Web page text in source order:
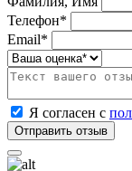
Телефон*
Email*
Я согласен с